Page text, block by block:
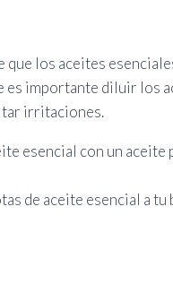
que los aceites
es importante diluir los
irritaciones.
esencial con un
de aceite esencial a